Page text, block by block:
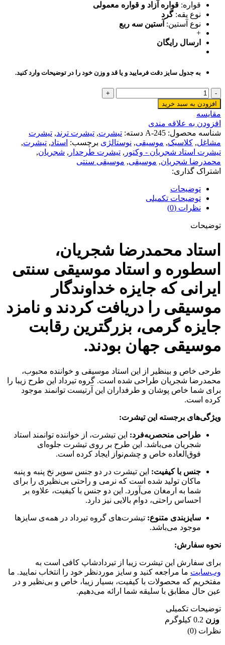
قواره: قواره آزاد و قواره معمولی
نوع یقه:گرد
نوع آستین: آستین سه ربع
+
ارسال رایگان
به جدول سایز دقت فرمایید و یا قد و وزن خود را در توضیحات وارد کنید.
تیشرت
استاد
شجریان
-
وکتور
عدد
افزودن به سبد خرید
مقایسه
افزودن به علاقه مندی
شناسه محصول: A-245 دسته: تیشرت, تیشرت ترند, تیشرت
مشاغل, کلاسیک, موسیقی, نوستالژی برچسب: استاد, تیشرت,
تیشرت استاد شجریان - وکتور , تیشرت طرحدار , شجریان,
محمدرضا شجریان, موسیقی, موسیقی سنتی
اشتراک گذاری:
توضیحات
توضیحات تکمیلی
نظرات (0)
توضیحات
استاد محمدرضا شجریان،
اسطوره و استاد موسیقی سنتی
ایرانی که جایزه خداوندگار
موسیقی را دریافت کردند و نامزد
جایزه گرمی، بزرگترین رقابت
موسیقی جهان بودند.
طرحی خاص و بینظیر از این استاد موسیقی و خواننده محبوب،
محمدرضا شجریان طراحی شده است. گروه تیرداد این طرح زیبا را
برای شما خاص پوشان و طرفداران این آرتیست‌ توانمند موجود
کرده است.
ویژگی‌های برجسته این تیشرت:
طراحی منحصربه‌فرد: این تیشرت، از خواننده توانمند استاد
شجریان می‌باشد. این طرح بر روی تیشرت جلوه‌ای
فوق‌العاده خاص و چشم‌نواز ایجاد کرده است.
جنس با کیفیت: این تیشرت در دو جنس سوپر نخ پنبه و پنبه
ماکان تولید شده است که نرمی و راحتی بی‌نظیری را برای
شما به ارمغان می‌آورد. این دو جنس با کیفیت، علاوه بر
احساس راحتی، دوام بالایی نیز دارد.
سایزبندی متنوع: تیشرت‌های گروه تیرداد در همه‌ی سایزها
موجود می‌باشد.
نحوه سفارش:
برای سفارش این تیشرت زیبا از تیردادشاپ کافی است به
وب‌سایت ما مراجعه کنید و سایز موردنظر خود را انتخاب نمایید. ما
مفتخریم که محصولات با کیفیت، بسیار زیبا، خاص و بی‌نظیر و در
عین حال مطابق با سلیقه شما ارائه می‌دهیم.
توضیحات تکمیلی
وزن 0.2 کیلوگرم
نظرات (0)